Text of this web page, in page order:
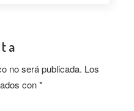
no será publicada. Los
con*